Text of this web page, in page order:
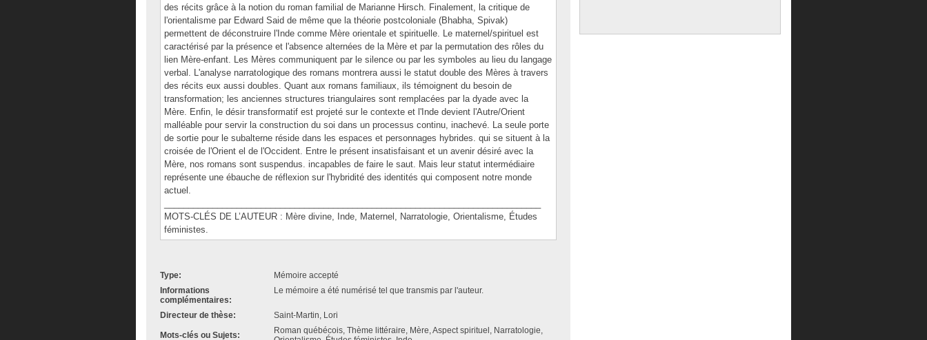
des récits grâce à la notion du roman familial de Marianne Hirsch. Finalement, la critique de
l'orientalisme par Edward Said de même que la théorie postcoloniale (Bhabha, Spivak)
permettent de déconstruire l'Inde comme Mère orientale et spirituelle. Le maternel/spirituel est
caractérisé par la présence et l'absence alternées de la Mère et par la permutation des rôles du
lien Mère-enfant. Les Mères communiquent par le silence ou par les symboles au lieu du langage
verbal. L'analyse narratologique des romans montrera aussi le statut double des Mères à travers
des récits eux aussi doubles. Quant aux romans familiaux, ils témoignent du besoin de
transformation; les anciennes structures triangulaires sont remplacées par la dyade avec la
Mère. Enfin, le désir transformatif est projeté sur le contexte et l'Inde devient l'Autre/Orient
malléable pour servir la construction du soi dans un processus continu, inachevé. La seule porte
de sortie pour le subalterne réside dans les espaces et personnages hybrides. qui se situent à la
croisée de l'Orient el de l'Occident. Entre le présent insatisfaisant et un avenir désiré avec la
Mère, nos romans sont suspendus. incapables de faire le saut. Mais leur statut intermédiaire
représente une ébauche de réflexion sur l'hybridité des identités qui composent notre monde
actuel.
MOTS-CLÉS DE L’AUTEUR : Mère divine, Inde, Maternel, Narratologie, Orientalisme, Études
féministes.
Type:
Mémoire accepté
Informations
complémentaires:
Le mémoire a été numérisé tel que transmis par l'auteur.
Directeur de thèse: Saint-Martin, Lori
Mots-clés ou Sujets:
Roman québécois, Thème littéraire, Mère, Aspect spirituel, Narratologie,